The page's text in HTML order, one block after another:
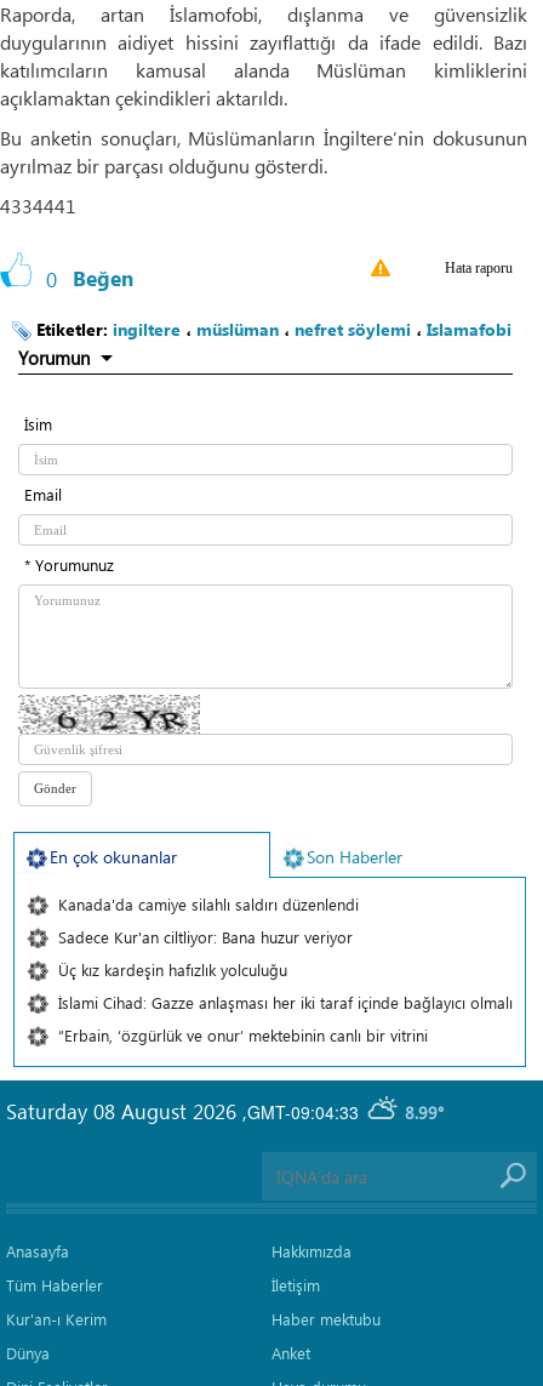
Raporda, artan İslamofobi, dışlanma ve güvensizlik
duygularının aidiyet hissini zayıflattığı da ifade edildi. Bazı
katılımcıların kamusal alanda Müslüman kimliklerini
açıklamaktan çekindikleri aktarıldı.
Bu anketin sonuçları, Müslümanların İngiltere’nin dokusunun
ayrılmaz bir parçası olduğunu gösterdi.
4334441
0 Beğen Hata raporu
Etiketler: ingiltere ، müslüman ، nefret söylemi ، Islamafobi
Yorumun
İsim
Email
* Yorumunuz
En çok okunanlar Son Haberler
Kanada'da camiye silahlı saldırı düzenlendi
Sadece Kur'an ciltliyor: Bana huzur veriyor
Üç kız kardeşin hafızlık yolculuğu
İslami Cihad: Gazze anlaşması her iki taraf içinde bağlayıcı olmalı
“Erbain, ‘özgürlük ve onur’ mektebinin canlı bir vitrini
GMT-09:04:33 8.99°
Saturday 08 August 2026 ,
Anasayfa
Tüm Haberler
Kur'an-ı Kerim
Dünya
Hakkımızda
İletişim
Haber mektubu
Anket